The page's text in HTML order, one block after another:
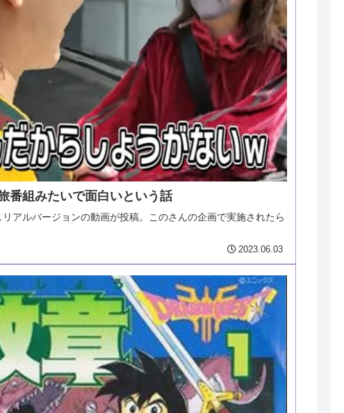
番組みたいで面白いという話
アルバージョンの動画が投稿。このさんの企画で実施されたら
2023.06.03